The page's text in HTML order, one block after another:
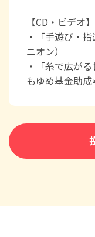
【CD・ビデオ】
・「手遊び・
ニオン）
・「糸で広が
もゆめ基金助